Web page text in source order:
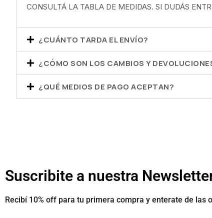
CONSULTÁ LA TABLA DE MEDIDAS. SI DUDÁS
¿CUÁNTO TARDA EL ENVÍO?
¿CÓMO SON LOS CAMBIOS Y
¿QUÉ MEDIOS DE PAGO ACEPTAN?
Suscribite a nuestra
Recibí 10% off para tu primera compra y enterate de las